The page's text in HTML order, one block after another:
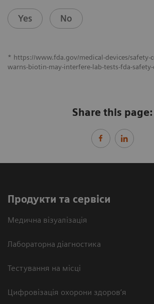
Yes No
* https://www.fda.gov/medical-devices/safety-
warns-biotin-may-interfere-lab-tests-fda-
Share this page:
Продукти та сервіси
Медична візуалізація
Лабораторна діагностика
Тестування на місці
Цифровізація охорони здоров’я